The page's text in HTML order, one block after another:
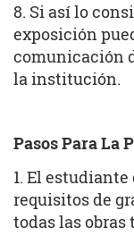
8. Si así lo
exposición
comunicación
la institución.
Pasos Para La
1. El
requisitos de
todas las